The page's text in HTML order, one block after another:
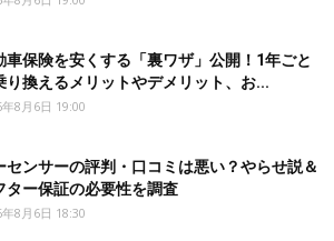
車保険を安くする「裏ワザ」公開！1年ごと
り換えるメリットやデメリット、お...
8月6日 19:00
センサーの評判・口コミは悪い？やらせ説＆
ター保証の必要性を調査
8月6日 18:30